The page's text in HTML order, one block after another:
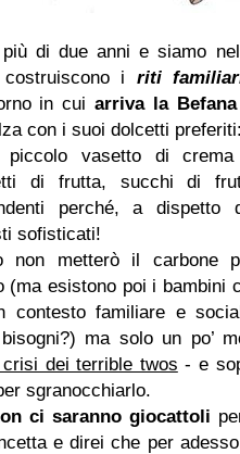
di due anni e siamo
i riti
in cui arriva la Befana
con i suoi dolcetti
piccolo vasetto di
di frutta, succhi di
perché, a
sofisticati!
non metterò il carbone
(ma esistono poi i bambini
contesto familiare e
ma solo un po’
crisi dei terrible twos - e
sgranocchiarlo.
ci saranno giocattoli
e direi che per